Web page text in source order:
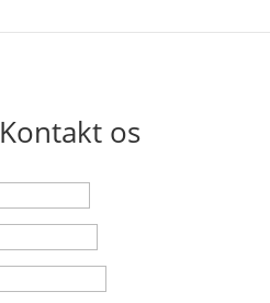
Kontakt os